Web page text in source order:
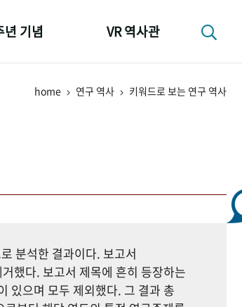
년 기념 VR 역사관
home 연구 역사 키워드로 보는 연구 역사
분석한 결과이다. 보고서
했다. 보고서 제목에 흔히 등장하는
있으며 모두 제외했다. 그 결과 총